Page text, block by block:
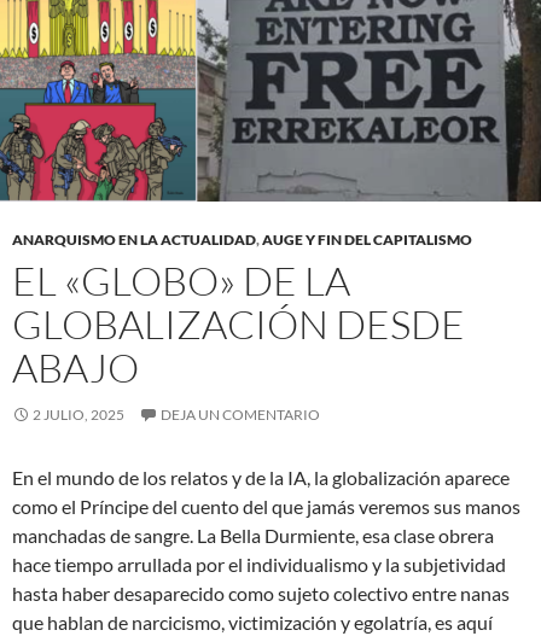
ANARQUISMO EN LA ACTUALIDAD,AUGE Y FIN DEL CAPITALISMO
EL «GLOBO» DE LA
GLOBALIZACIÓN DESDE
ABAJO
2 JULIO, 2025 DEJA UN COMENTARIO
En el mundo de los relatos y de la IA, la globalización aparece
como el Príncipe del cuento del que jamás veremos sus manos
manchadas de sangre. La Bella Durmiente, esa clase obrera
hace tiempo arrullada por el individualismo y la subjetividad
hasta haber desaparecido como sujeto colectivo entre nanas
que hablan de narcicismo, victimización y egolatría, es aquí